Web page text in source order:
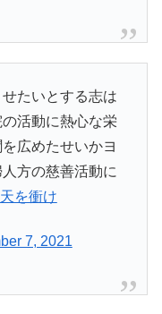
たいとする志は
活動に熱心な栄
広めたせいかヨ
方の慈善活動に
を衝け
7, 2021